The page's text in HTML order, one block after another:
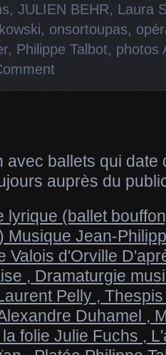
, JULIEN BEHR, Laura
, onsortoupas,
, Philippe Talbot, photos
avec ballets qui date
auprès du